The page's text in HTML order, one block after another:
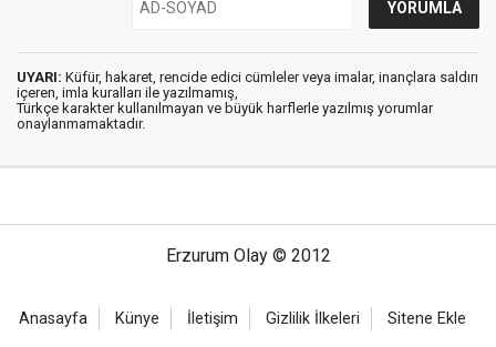
UYARI: Küfür, hakaret, rencide edici cümleler veya imalar, inançlara saldırı
içeren, imla kuralları ile yazılmamış,
Türkçe karakter kullanılmayan ve büyük harflerle yazılmış yorumlar
onaylanmamaktadır.
Erzurum Olay © 2012
Anasayfa Künye İletişim Gizlilik İlkeleri Sitene Ekle